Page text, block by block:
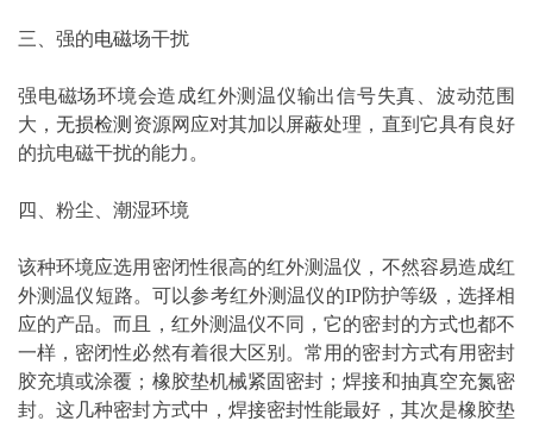
三、强的电磁场干扰
强电磁场环境会造成红外测温仪输出信号失真、波动范围
大，无损检测 资源网应对其加以屏蔽处理，直到它具有良好
的抗电磁干扰的能力。
四、粉尘、潮湿环境
该种环境应选用密闭性很高的红外测温仪，不然容易造成红
外测温仪短路。可以参考红外测温仪的IP防护等级，选择相
应的产品。而且，红外测温仪不同，它的密封的方式也都不
一样，密闭性必然有着很大区别。常用的密封方式有用密封
胶充填或涂覆；橡胶垫机械紧固密封；焊接和抽真空充氮密
封。这几种密封方式中，焊接密封性能最好，其次是橡胶垫